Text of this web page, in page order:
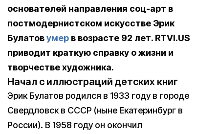
основателей направления соц-арт в
постмодернистском искусстве Эрик
Булатовумер в возрасте 92 лет. RTVI.US
приводит краткую справку о жизни и
творчестве художника.
Начал с иллюстраций детских книг
Эрик Булатов родился в 1933 году в городе
Свердловск в СССР (ныне Екатеринбург в
России). В 1958 году он окончил